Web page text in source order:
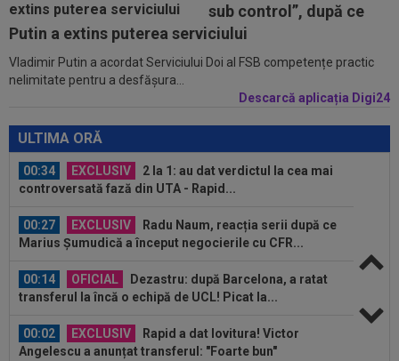
sub control”, după ce
Putin a extins puterea serviciului
Vladimir Putin a acordat Serviciului Doi al FSB competențe practic
nelimitate pentru a desfășura...
Descarcă aplicația Digi24
ULTIMA ORĂ
00:00
Rușii îl provoacă pe David Popovici înaintea
Europenelor: ”Va pierde aurul!”...
00:46 VIDEO
Daniel Pancu a ”explodat”, după UTA -
Rapid: ”Mamă, aoleu! Puțin respect nu...
anunțul ÎN DIRECT: ”Îi dau eu lui Gigi unul bun”
00:34 EXCLUSIV
2 la 1: au dat verdictul la cea mai
controversată fază din UTA - Rapid...
00:27 EXCLUSIV
Radu Naum, reacția serii după ce
Marius Șumudică a început negocierile cu CFR...
00:14 OFICIAL
Dezastru: după Barcelona, a ratat
transferul la încă o echipă de UCL! Picat la...
00:02 EXCLUSIV
Rapid a dat lovitura! Victor
Angelescu a anunțat transferul: "Foarte bun"